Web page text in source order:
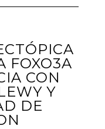
FOXO3A
CON
Y
DE